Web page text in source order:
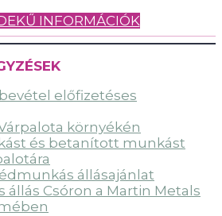
INFORMÁCIÓK
előfizetéses
környékén
és betanított munkást
állásajánlat
állás Csóron a Martin Metals